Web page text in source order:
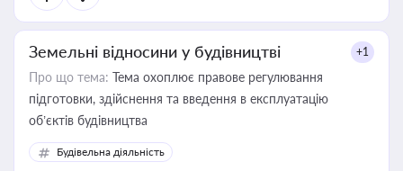
Земельні відносини у будівництві +1
Про що тема: Тема охоплює правове регулювання
підготовки, здійснення та введення в експлуатацію
об’єктів будівництва
Будівельна діяльність